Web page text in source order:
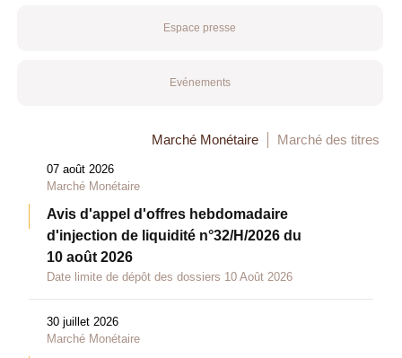
Espace presse
Evénements
Marché Monétaire Marché des titres
07 août 2026
Marché Monétaire
Avis d'appel d'offres hebdomadaire
d'injection de liquidité n°32/H/2026 du
10 août 2026
Date limite de dépôt des dossiers 10 Août 2026
30 juillet 2026
Marché Monétaire